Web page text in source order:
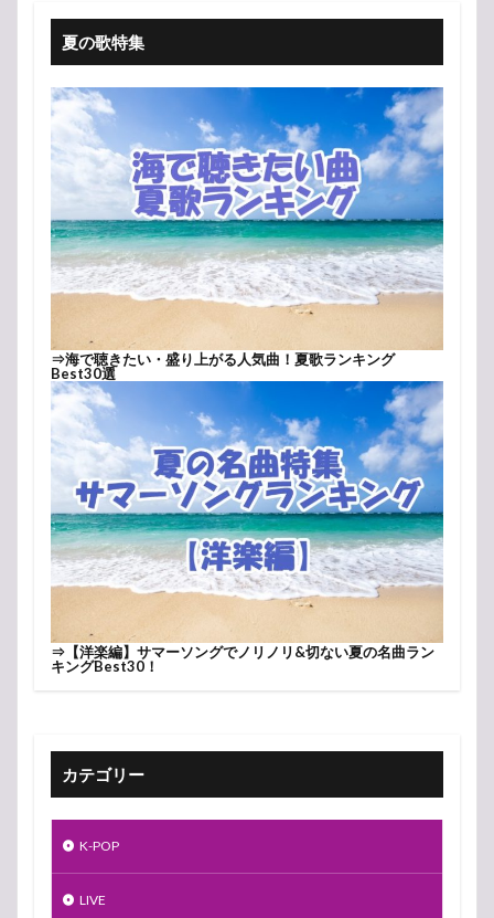
夏の歌特集
⇒海で聴きたい・盛り上がる人気曲！夏歌ランキング
Best30選
⇒ 【洋楽編】サマーソングでノリノリ&切ない夏の名曲ラン
キングBest30！
カテゴリー
K-POP
LIVE